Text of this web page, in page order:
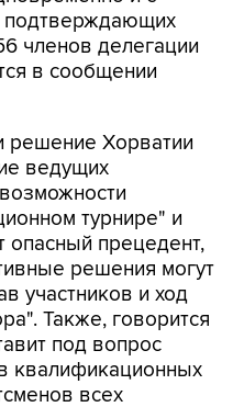
в сообщении
решение Хорватии
турнире" и
прецедент,
решения могут
участников и ход
Также, говорится
под вопрос
квалификационных
всех